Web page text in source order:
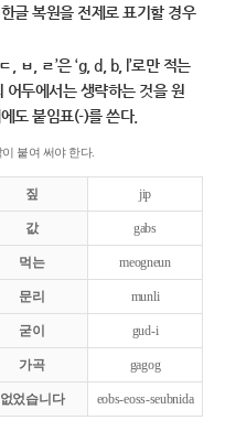
글 복원을 전제로 표기할 경우
ㅂ, ㄹ’은 ‘g, d, b, l’로만 적는
어두에서는 생략하는 것을 원
도 붙임표(-)를 쓴다.
붙여 써야 한다.
짚 jip
값 gabs
먹는 meogneun
문리 munli
굳이 gud-i
가곡 gagog
없었습니다 eobs-eoss-seubnida